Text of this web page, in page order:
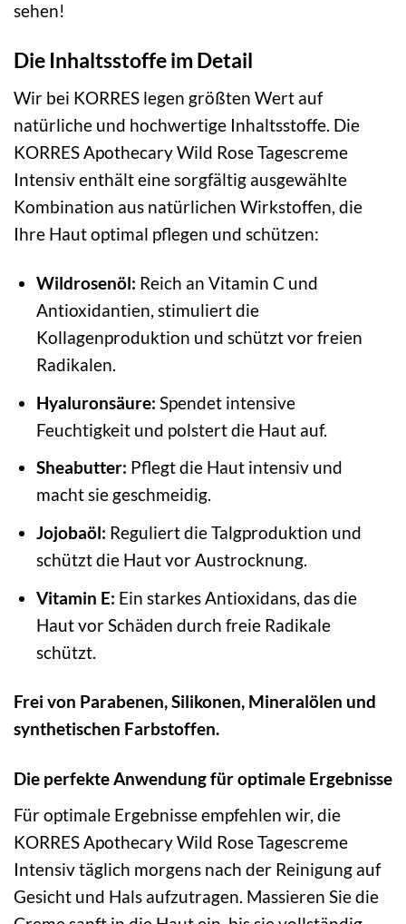
sehen!
Die Inhaltsstoffe im Detail
Wir bei KORRES legen größten Wert auf
natürliche und hochwertige Inhaltsstoffe. Die
KORRES Apothecary Wild Rose Tagescreme
Intensiv enthält eine sorgfältig ausgewählte
Kombination aus natürlichen Wirkstoffen, die
Ihre Haut optimal pflegen und schützen:
Wildrosenöl: Reich an Vitamin C und
Antioxidantien, stimuliert die
Kollagenproduktion und schützt vor freien
Radikalen.
Hyaluronsäure: Spendet intensive
Feuchtigkeit und polstert die Haut auf.
Sheabutter: Pflegt die Haut intensiv und
macht sie geschmeidig.
Jojobaöl: Reguliert die Talgproduktion und
schützt die Haut vor Austrocknung.
Vitamin E: Ein starkes Antioxidans, das die
Haut vor Schäden durch freie Radikale
schützt.
Frei von Parabenen, Silikonen, Mineralölen und
synthetischen Farbstoffen.
Die perfekte Anwendung für optimale Ergebnisse
Für optimale Ergebnisse empfehlen wir, die
KORRES Apothecary Wild Rose Tagescreme
Intensiv täglich morgens nach der Reinigung auf
Gesicht und Hals aufzutragen. Massieren Sie die